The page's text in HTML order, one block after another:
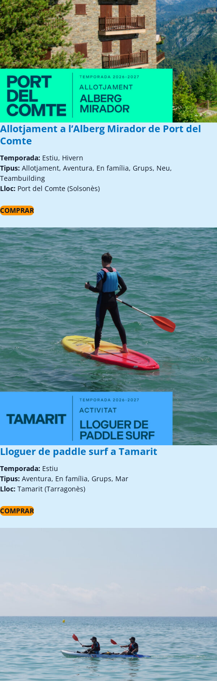
Allotjament a l’Alberg Mirador de Port del
Comte
Temporada: Estiu, Hivern
Tipus: Allotjament, Aventura, En família, Grups, Neu,
Teambuilding
Lloc: Port del Comte (Solsonès)
COMPRAR
Lloguer de paddle surf a Tamarit
Temporada: Estiu
Tipus: Aventura, En família, Grups, Mar
Lloc: Tamarit (Tarragonès)
COMPRAR